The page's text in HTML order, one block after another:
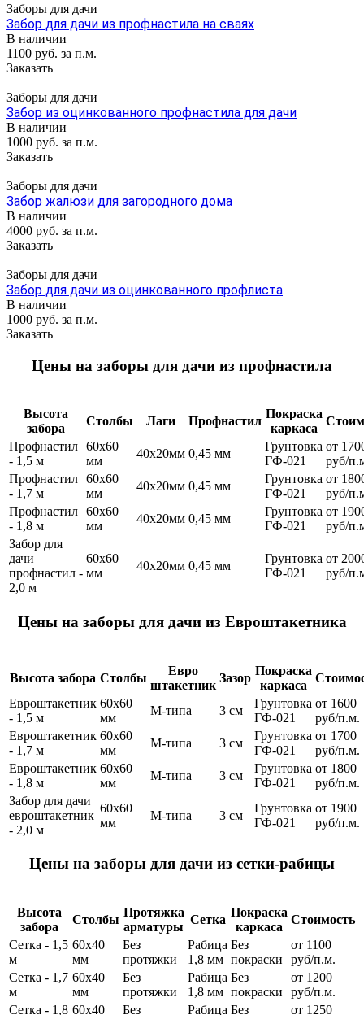
Заборы для дачи
Забор для дачи из профнастила на сваях
В наличии
1100 руб. за п.м.
Заказать
Заборы для дачи
Забор из оцинкованного профнастила для дачи
В наличии
1000 руб. за п.м.
Заказать
Заборы для дачи
Забор жалюзи для загородного дома
В наличии
4000 руб. за п.м.
Заказать
Заборы для дачи
Забор для дачи из оцинкованного профлиста
В наличии
1000 руб. за п.м.
Заказать
Цены на заборы для дачи из профнастила
Высота
забора
Столбы Лаги Профнастил
Покраска
каркаса
Профнастил
- 1,5 м
60х60
мм
40х20мм 0,45 мм
Грунтовка
ГФ-021
от
руб/
Профнастил
- 1,7 м
60х60
мм
40х20мм 0,45 мм
Грунтовка
ГФ-021
от
руб/
Профнастил
- 1,8 м
60х60
мм
40х20мм 0,45 мм
Грунтовка
ГФ-021
от
руб/
Забор для
дачи
профнастил -
2,0 м
60х60
мм
40х20мм 0,45 мм
Грунтовка
ГФ-021
от
руб/
Цены на заборы для дачи из Евроштакетника
Высота забора Столбы
Евро
штакетник
Зазор
Покраска
каркаса
Евроштакетник
- 1,5 м
60х60
мм
М-типа 3 см
Грунтовка
ГФ-021
от 1600
руб/п.м.
Евроштакетник
- 1,7 м
60х60
мм
М-типа 3 см
Грунтовка
ГФ-021
от 1700
руб/п.м.
Евроштакетник
- 1,8 м
60х60
мм
М-типа 3 см
Грунтовка
ГФ-021
от 1800
руб/п.м.
Забор для дачи
евроштакетник
- 2,0 м
60х60
мм
М-типа 3 см
Грунтовка
ГФ-021
от 1900
руб/п.м.
Цены на заборы для дачи из сетки-рабицы
Высота
забора
Столбы
Протяжка
арматуры
Сетка
Покраска
каркаса
Стоимость
Сетка - 1,5
м
60х40
мм
Без
протяжки
Рабица
1,8 мм
Без
покраски
от 1100
руб/п.м.
Сетка - 1,7
м
60х40
мм
Без
протяжки
Рабица
1,8 мм
Без
покраски
от 1200
руб/п.м.
Сетка - 1,8 60х40 Без Рабица Без от 1250